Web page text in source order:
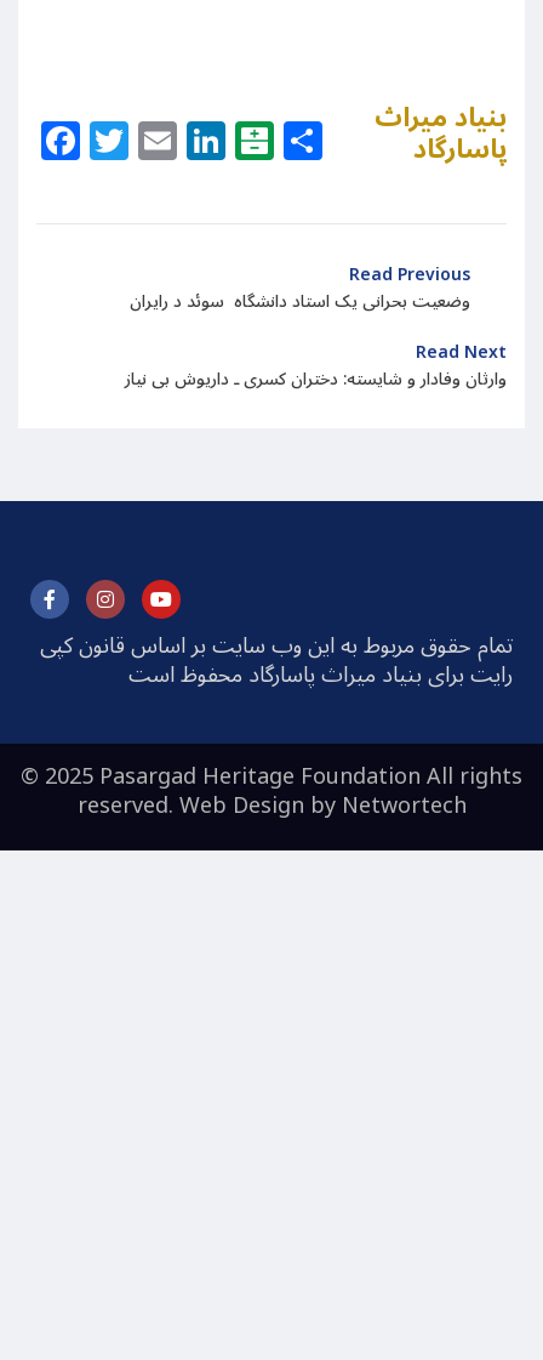
Facebook
Twitter
EmailLinkedIn
Balatarin
Share
بنیاد میراث
پاسارگاد
Read Previous
وضعیت بحرانی یک استاد دانشگاه سوئد د رایران
Read Next
وارثان وفادار و شایسته: دختران کسری ـ داریوش بی نیاز
تمام حقوق مربوط به این وب سایت بر اساس قانون کپی
رایت برای بنیاد میراث پاسارگاد محفوظ است
© 2025 Pasargad Heritage Foundation All rights
reserved. Web Design byNetwortech